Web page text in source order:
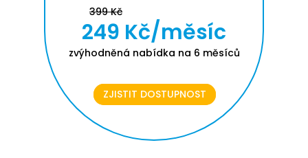
399 Kč
249 Kč/měsíc
zvýhodněná nabídka na 6 měsíců
ZJISTIT DOSTUPNOST